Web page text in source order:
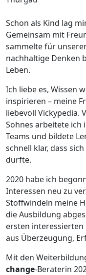
Schon als Kind lag
Gemeinsam mit
sammelte für
nachhaltige Denken
Leben.
Ich liebe es, Wissen
inspirieren – meine
liebevoll Vickypedia.
Sohnes arbeitete
Teams und bildete
schnell klar, dass
durfte.
2020 habe ich
Interessen neu zu
Stoffwindeln meine
die Ausbildung
ersten
aus Überzeugung,
Mit den
change-Beraterin